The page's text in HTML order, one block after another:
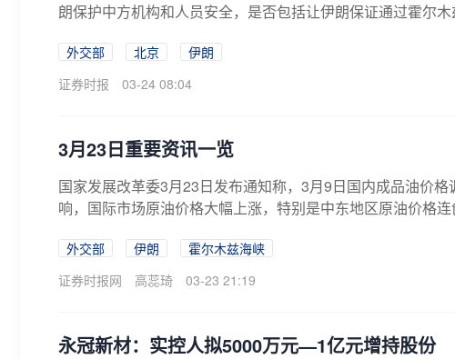
朗保护中方机构和人员安全，是否包括让伊朗保证通过霍尔
外交部 北京
伊朗
证券时报
03-24 08:04
3月23日重要资讯一览
国家发展改革委3月23日发布通知称，3月9日国内成品油价
响，国际市场原油价格大幅上涨，特别是中东地区原油价格
外交部 伊朗
霍尔木兹海峡
证券时报网
高蕊琦 03-23 21:19
永冠新材：实控人拟5000万元—1亿元增持股份